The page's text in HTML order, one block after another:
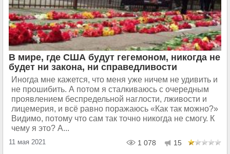
В мире, где США будут гегемоном, никогда не
будет ни закона, ни справедливости
Иногда мне кажется, что меня уже ничем не удивить и
не прошибить. А потом я сталкиваюсь с очередным
проявлением беспредельной наглости, лживости и
лицемерия, и всё равно поражаюсь «Как так можно?»
Видимо, потому что сам так точно никогда не смогу. К
чему я это? А...
11 мая 2021 1 078 15